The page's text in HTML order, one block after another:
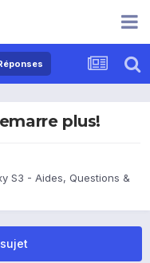
plus!
S3 - Aides, Questions &